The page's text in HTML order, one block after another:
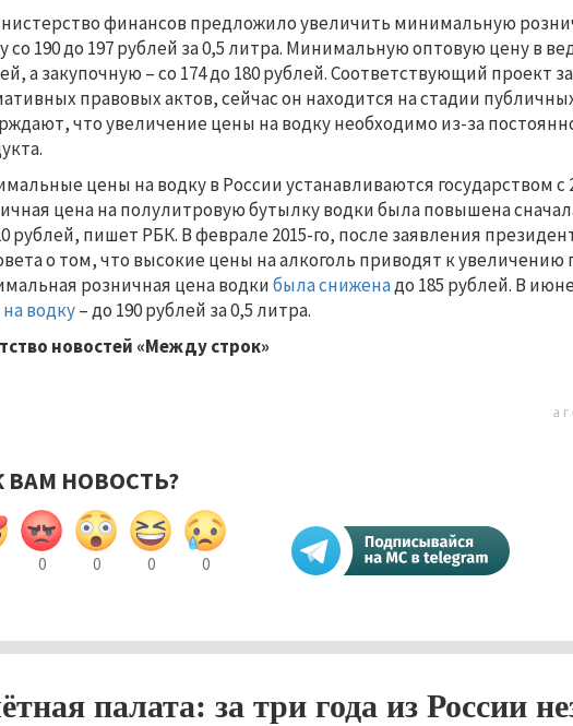
финансов предложило увеличить минимальную
со 190 до 197 рублей за 0,5 литра. Минимальную оптовую цену в
а закупочную – со 174 до 180 рублей. Соответствующий проект
правовых актов, сейчас он находится на стадии
что увеличение цены на водку необходимо из-за
цены на водку в России устанавливаются государством с
цена на полулитровую бутылку водки была повышена
рублей, пишет РБК. В феврале 2015-го, после заявления
о том, что высокие цены на алкоголь приводят к увеличению
розничная цена водкибыла сниженадо 185 рублей. В
водку– до 190 рублей за 0,5 литра.
новостей «Между строк»
ВАМ НОВОСТЬ?
0 0 0 0
палата: за три года из России